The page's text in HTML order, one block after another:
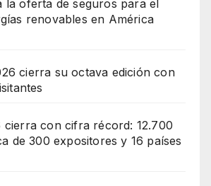
la oferta de seguros para el
renovables en América
cierra su octava edición con
cierra con cifra récord: 12.700
de 300 expositores y 16 países